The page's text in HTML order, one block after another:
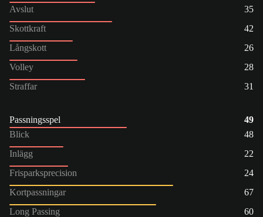
Avslut
35
Skottkraft
42
Långskott
26
Volley
28
Straffar
31
Passningsspel
49
Blick
48
Inlägg
22
Frisparksprecision
24
Kortpassningar
67
Long Passing
60